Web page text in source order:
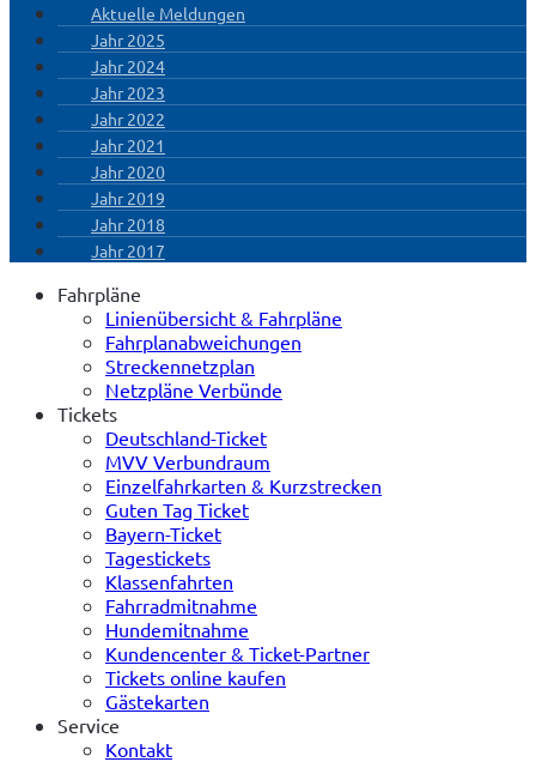
Aktuelle Meldungen
Jahr 2025
Jahr 2024
Jahr 2023
Jahr 2022
Jahr 2021
Jahr 2020
Jahr 2019
Jahr 2018
Jahr 2017
Fahrpläne
Linienübersicht & Fahrpläne
Fahrplanabweichungen
Streckennetzplan
Netzpläne Verbünde
Tickets
Deutschland-Ticket
MVV Verbundraum
Einzelfahrkarten & Kurzstrecken
Guten Tag Ticket
Bayern-Ticket
Tagestickets
Klassenfahrten
Fahrradmitnahme
Hundemitnahme
Kundencenter & Ticket-Partner
Tickets online kaufen
Gästekarten
Service
Kontakt